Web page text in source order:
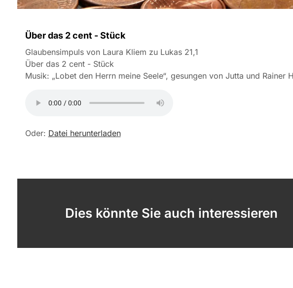
Über das 2 cent - Stück
Glaubensimpuls von Laura Kliem zu Lukas 21,1
Über das 2 cent - Stück
Musik: „Lobet den Herrn meine Seele“, gesungen von Jutta und Rainer
Oder: Datei herunterladen
Dies könnte Sie auch interessieren